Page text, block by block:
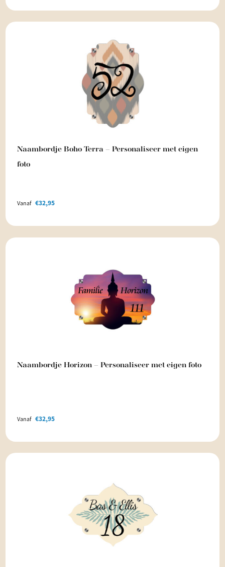
Naambordje Boho Terra – Personaliseer met eigen
foto
Vanaf €32,95
Naambordje Horizon – Personaliseer met eigen foto
Vanaf €32,95